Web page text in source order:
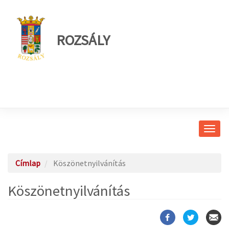
ROZSÁLY
Címlap Köszönetnyilvánítás
Köszönetnyilvánítás